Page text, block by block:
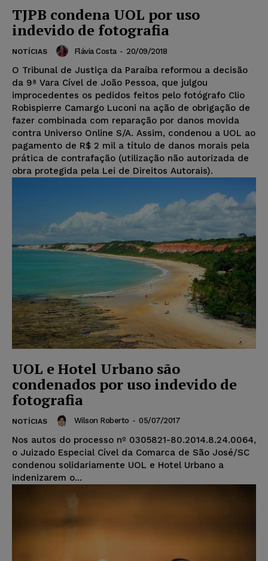
TJPB condena UOL por uso
indevido de fotografia
NOTÍCIAS Flávia Costa - 20/09/2018
O Tribunal de Justiça da Paraíba reformou a decisão
da 9ª Vara Cível de João Pessoa, que julgou
improcedentes os pedidos feitos pelo fotógrafo Clio
Robispierre Camargo Luconi na ação de obrigação de
fazer combinada com reparação por danos movida
contra Universo Online S/A. Assim, condenou a UOL ao
pagamento de R$ 2 mil a título de danos morais pela
prática de contrafação (utilização não autorizada de
obra protegida pela Lei de Direitos Autorais).
UOL e Hotel Urbano são
condenados por uso indevido de
fotografia
NOTÍCIAS Wilson Roberto - 05/07/2017
Nos autos do processo nº 0305821-80.2014.8.24.0064,
o Juizado Especial Cível da Comarca de São José/SC
condenou solidariamente UOL e Hotel Urbano a
indenizarem o...